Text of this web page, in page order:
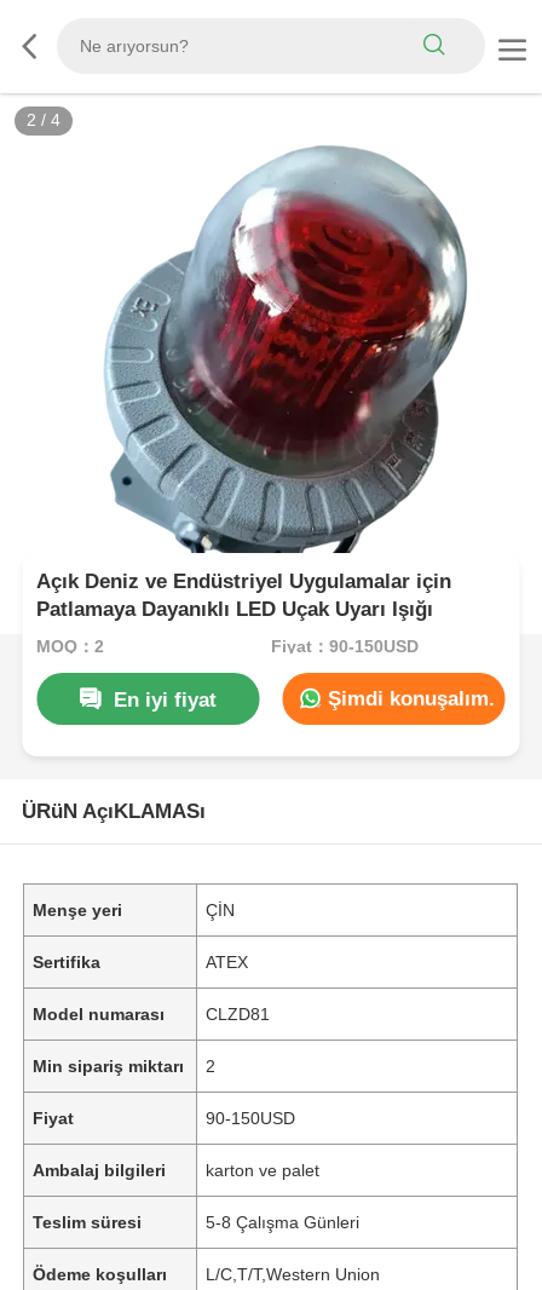
2 / 4
Açık Deniz ve Endüstriyel Uygulamalar için
Patlamaya Dayanıklı LED Uçak Uyarı Işığı
MOQ：2 Fiyat：90-150USD
En iyi fiyat Şimdi konuşalım.
ÜRüN AçıKLAMASı
Menşe yeri ÇİN
Sertifika ATEX
Model numarası CLZD81
Min sipariş miktarı 2
Fiyat 90-150USD
Ambalaj bilgileri karton ve palet
Teslim süresi 5-8 Çalışma Günleri
Ödeme koşulları L/C,T/T,Western Union